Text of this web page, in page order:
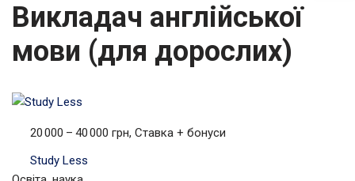
Викладач англійської
мови (для дорослих)
20 000 – 40 000 грн, Ставка + бонуси
Study Less